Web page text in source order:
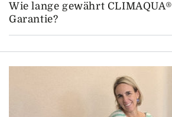
Wie lange gewährt CLIMAQUA®
Garantie?